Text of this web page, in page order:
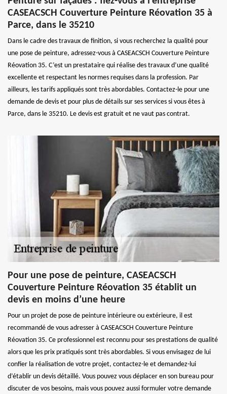
CASEACSCH Couverture Peinture Réovation 35 à
Parce, dans le 35210
Dans le cadre des travaux de finition, si vous recherchez la qualité pour
une pose de peinture, adressez-vous à CASEACSCH Couverture Peinture
Réovation 35. C’est un prestataire qui réalise des travaux d’une qualité
excellente et respectant les normes requises dans la profession. Par
ailleurs, les tarifs appliqués sont très abordables. Contactez-le pour une
demande de devis et pour plus de détails sur ses services si vous êtes à
Parce, dans le 35210. Le devis est gratuit et ne vaut pas contrat.
Pour une pose de peinture, CASEACSCH
Couverture Peinture Réovation 35 établit un
devis en moins d’une heure
Pour un projet de pose de peinture intérieure ou extérieure, il est
recommandé de vous adresser à CASEACSCH Couverture Peinture
Réovation 35. Ce professionnel est reconnu pour ses prestations de qualité
alors que les prix pratiqués sont très abordables. Si vous envisagez de lui
confier la réalisation de votre projet, contactez-le et demandez-lui
d’établir un devis détaillé. Vous pouvez vous déplacer en son bureau pour
discuter de vos besoins, mais vous pouvez aussi formuler votre demande